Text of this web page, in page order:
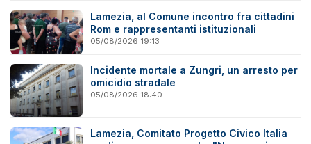
Lamezia, al Comune incontro fra cittadini
Rom e rappresentanti istituzionali
05/08/2026 19:13
Incidente mortale a Zungri, un arresto per
omicidio stradale
05/08/2026 18:40
Lamezia, Comitato Progetto Civico Italia